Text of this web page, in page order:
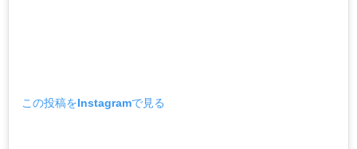
この投稿をInstagramで見る